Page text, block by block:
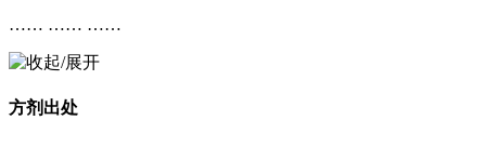
…… …… ……
方剂出处